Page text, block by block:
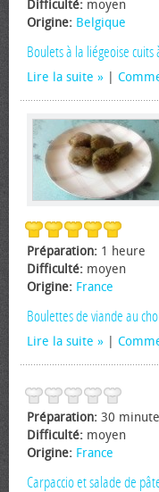
Difficulté: moyen
Origine: Belgique
Boulets à la liégeoise cuits
Lire la suite
Préparation: 1 heure
Difficulté: moyen
Origine: France
Boulettes de viande au
Lire la suite
Préparation: 30
Difficulté: moyen
Origine: France
Carpaccio et salade de